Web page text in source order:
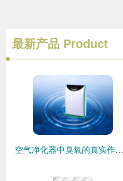
最新产品 Product